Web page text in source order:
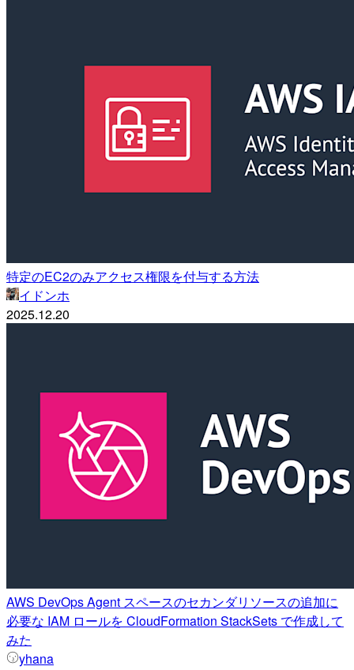
特定のEC2のみアクセス権限を付与する方法
イドンホ
2025.12.20
AWS DevOps Agent スペースのセカンダリソースの追加に
必要な IAM ロールを CloudFormation StackSets で作成して
みた
yhana